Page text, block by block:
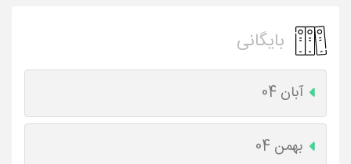
بایگانی
آبان 04
بهمن 04